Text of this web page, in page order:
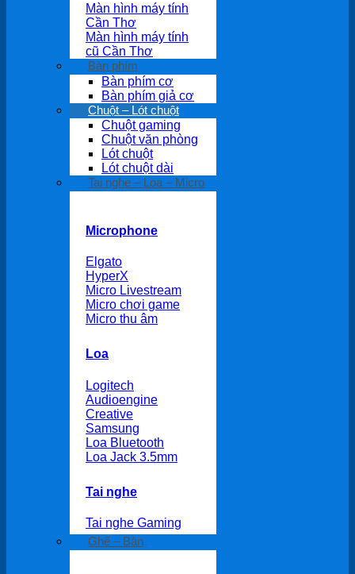
Màn hình máy tính
Cần Thơ
Màn hình máy tính
cũ Cần Thơ
Bàn phím
Bàn phím cơ
Bàn phím giả cơ
Chuột – Lót chuột
Chuột gaming
Chuột văn phòng
Lót chuột
Lót chuột dài
Tai nghe – Loa – Micro
Microphone
Elgato
HyperX
Micro Livestream
Micro chơi game
Micro thu âm
Loa
Logitech
Audioengine
Creative
Samsung
Loa Bluetooth
Loa Jack 3.5mm
Tai nghe
Tai nghe Gaming
Ghế – Bàn